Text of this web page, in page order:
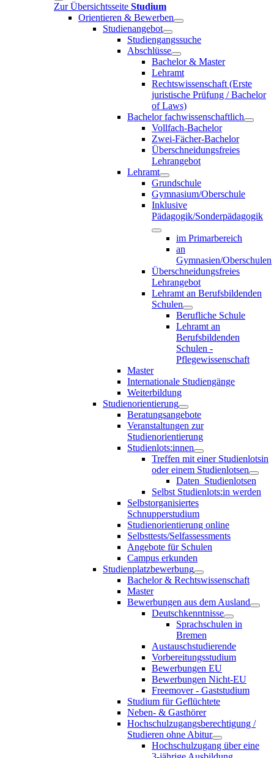
Zur Übersichtsseite Studium
Orientieren & Bewerben
Studienangebot
Studiengangssuche
Abschlüsse
Bachelor & Master
Lehramt
Rechtswissenschaft (Erste
juristische Prüfung / Bachelor
of Laws)
Bachelor fachwissenschaftlich
Vollfach-Bachelor
Zwei-Fächer-Bachelor
Überschneidungsfreies
Lehrangebot
Lehramt
Grundschule
Gymnasium/Oberschule
Inklusive
Pädagogik/Sonderpädagogik
im Primarbereich
an
Gymnasien/Oberschulen
Überschneidungsfreies
Lehrangebot
Lehramt an Berufsbildenden
Schulen
Berufliche Schule
Lehramt an
Berufsbildenden
Schulen -
Pflegewissenschaft
Master
Internationale Studiengänge
Weiterbildung
Studienorientierung
Beratungsangebote
Veranstaltungen zur
Studienorientierung
Studienlots:innen
Treffen mit einer Studienlotsin
oder einem Studienlotsen
Daten_Studienlotsen
Selbst Studienlots:in werden
Selbstorganisiertes
Schnupperstudium
Studienorientierung online
Selbsttests/Selfassessments
Angebote für Schulen
Campus erkunden
Studienplatzbewerbung
Bachelor & Rechtswissenschaft
Master
Bewerbungen aus dem Ausland
Deutschkenntnisse
Sprachschulen in
Bremen
Austauschstudierende
Vorbereitungsstudium
Bewerbungen EU
Bewerbungen Nicht-EU
Freemover - Gaststudium
Studium für Geflüchtete
Neben- & Gasthörer
Hochschulzugangsberechtigung /
Studieren ohne Abitur
Hochschulzugang über eine